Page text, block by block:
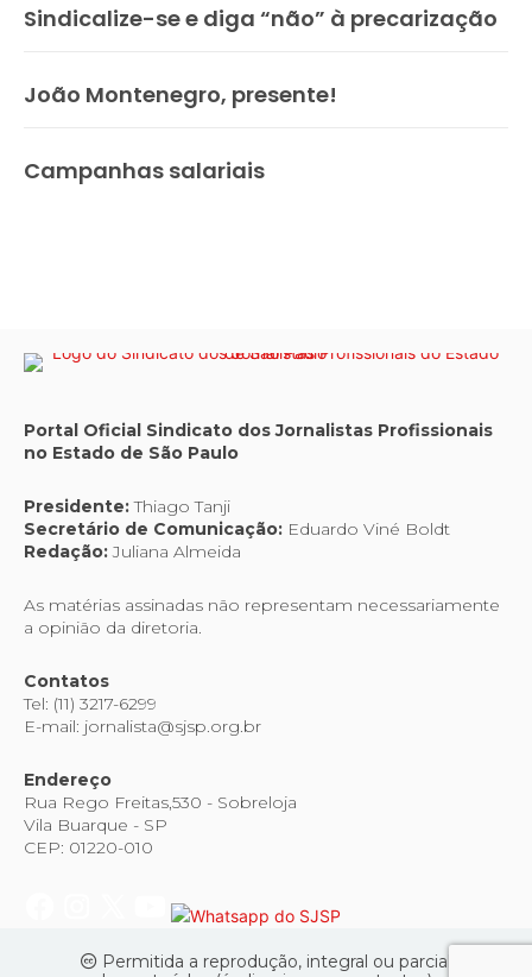
Sindicalize-se e diga “não” à precarização
João Montenegro, presente!
Campanhas salariais
Portal Oficial Sindicato dos Jornalistas Profissionais
no Estado de São Paulo
Presidente:Thiago Tanji
Secretário de Comunicação: Eduardo Viné Boldt
Redação:Juliana Almeida
As matérias assinadas não representam necessariamente
a opinião da diretoria.
Contatos
Tel: (11) 3217-6299
E-mail: jornalista@sjsp.org.br
Endereço
Rua Rego Freitas,530 - Sobreloja
Vila Buarque - SP
CEP: 01220-010
Permitida a reprodução, integral ou parcial